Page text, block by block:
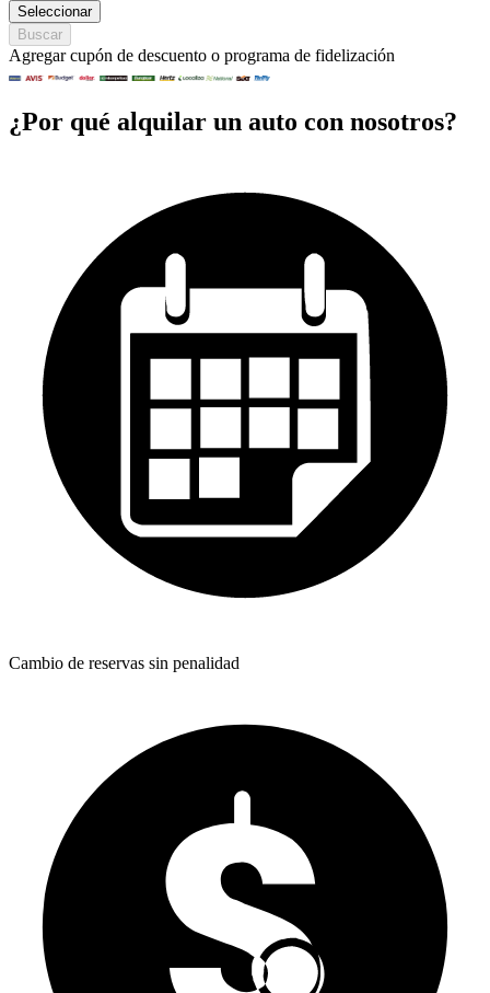
Seleccionar
Buscar
Agregar cupón de descuento o programa de fidelización
¿Por qué alquilar un auto con nosotros?
Cambio de reservas sin penalidad